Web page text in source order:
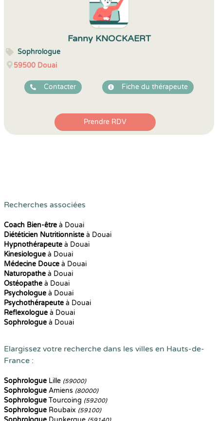
Fanny KNOCKAERT
Sophrologue
59500 Douai
Contacter Fiche du thérapeute
Prendre RDV
Recherches associées
Coach Bien-être à Douai
Diététicien Nutritionniste à Douai
Hypnothérapeute à Douai
Kinesiologue à Douai
Médecine Douce à Douai
Naturopathe à Douai
Ostéopathe à Douai
Psychologue à Douai
Psychothérapeute à Douai
Reflexologue à Douai
Sophrologue à Douai
Elargissez votre recherche dans les villes en Hauts-de-
France :
Sophrologue Lille (59000)
Sophrologue Amiens (80000)
Sophrologue Tourcoing (59200)
Sophrologue Roubaix (59100)